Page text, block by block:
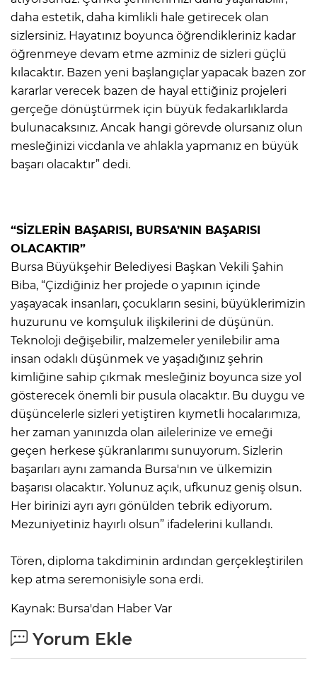
daha estetik, daha kimlikli hale getirecek olan
sizlersiniz. Hayatınız boyunca öğrendikleriniz kadar
öğrenmeye devam etme azminiz de sizleri güçlü
kılacaktır. Bazen yeni başlangıçlar yapacak bazen zor
kararlar verecek bazen de hayal ettiğiniz projeleri
gerçeğe dönüştürmek için büyük fedakarlıklarda
bulunacaksınız. Ancak hangi görevde olursanız olun
mesleğinizi vicdanla ve ahlakla yapmanız en büyük
başarı olacaktır” dedi.
“SİZLERİN BAŞARISI, BURSA’NIN BAŞARISI
OLACAKTIR”
Bursa Büyükşehir Belediyesi Başkan Vekili Şahin
Biba, “Çizdiğiniz her projede o yapının içinde
yaşayacak insanları, çocukların sesini, büyüklerimizin
huzurunu ve komşuluk ilişkilerini de düşünün.
Teknoloji değişebilir, malzemeler yenilebilir ama
insan odaklı düşünmek ve yaşadığınız şehrin
kimliğine sahip çıkmak mesleğiniz boyunca size yol
gösterecek önemli bir pusula olacaktır. Bu duygu ve
düşüncelerle sizleri yetiştiren kıymetli hocalarımıza,
her zaman yanınızda olan ailelerinize ve emeği
geçen herkese şükranlarımı sunuyorum. Sizlerin
başarıları aynı zamanda Bursa'nın ve ülkemizin
başarısı olacaktır. Yolunuz açık, ufkunuz geniş olsun.
Her birinizi ayrı ayrı gönülden tebrik ediyorum.
Mezuniyetiniz hayırlı olsun” ifadelerini kullandı.
Tören, diploma takdiminin ardından gerçekleştirilen
kep atma seremonisiyle sona erdi.
Kaynak: Bursa'dan Haber Var
Yorum Ekle